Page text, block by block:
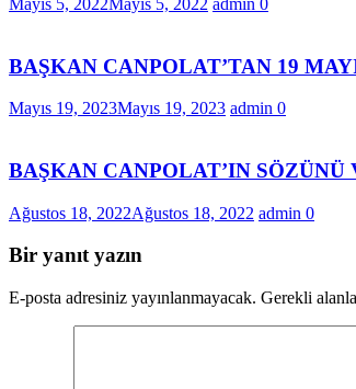
BAŞKAN CANPOLAT’TAN 19
Mayıs 19, 2023Mayıs 19, 2023 admin 0
BAŞKAN CANPOLAT’IN
Ağustos 18, 2022Ağustos 18, 2022 admin 0
Bir yanıt yazın
E-posta adresiniz yayınlanmayacak. Gerekli